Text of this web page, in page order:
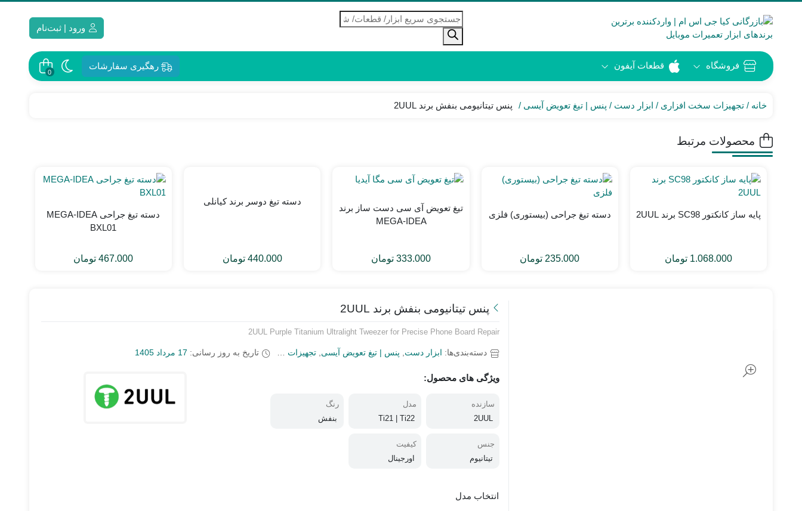
جستجوی
محصولات
فروشگاه قطعات آیفون رهگیری سفارشات
0
خانه تجهیزات سخت افزاری ابزار دست پنس | تیغ تعویض آیسی پنس تیتانیومی بنفش برند 2UUL
محصولات مرتبط
پایه ساز کانکتور SC98 برند 2UUL
1.068.000 تومان
دسته تیغ جراحی (بیستوری) فلزی
235.000 تومان
تیغ تعویض آی سی دست ساز برند
MEGA-IDEA
333.000 تومان
دسته تیغ دوسر برند کیانلی
440.000 تومان
دسته تیغ جراحی MEGA-IDEA
BXL01
467.000 تومان
پنس تیتانیومی بنفش برند 2UUL
2UUL Purple Titanium Ultralight Tweezer for Precise Phone Board Repair
دسته‌بندی‌ها: ابزار دست پنس | تیغ تعویض آیسی تجهیزات سخت افزاری تاریخ به روز رسانی: 17 مرداد 1405
ویژگی های محصول:
سازنده
2UUL
مدل
Ti21 | Ti22
رنگ
بنفش
جنس
تیتانیوم
کیفیت
اورجینال
انتخاب مدل